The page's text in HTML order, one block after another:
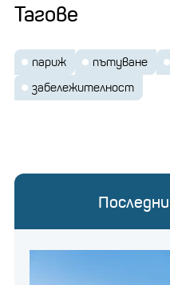
Тагове
париж пътуване
забележителност